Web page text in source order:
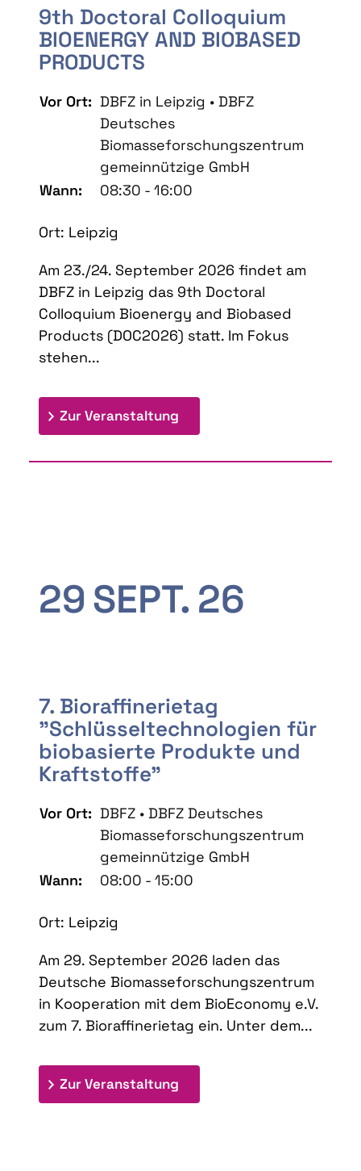
9th Doctoral Colloquium
BIOENERGY AND BIOBASED
PRODUCTS
Vor Ort: DBFZ in Leipzig • DBFZ
Deutsches
Biomasseforschungszentrum
gemeinnützige GmbH
Wann:
08:30 - 16:00
Ort: Leipzig
Am 23./24. September 2026 findet am
DBFZ in Leipzig das 9th Doctoral
Colloquium Bioenergy and Biobased
Products (DOC2026) statt. Im Fokus
stehen...
Zur Veranstaltung
29SEPT. 26
7. Bioraffinerietag
"Schlüsseltechnologien für
biobasierte Produkte und
Kraftstoffe"
Vor Ort: DBFZ • DBFZ Deutsches
Biomasseforschungszentrum
gemeinnützige GmbH
Wann:
08:00 - 15:00
Ort: Leipzig
Am 29. September 2026 laden das
Deutsche Biomasseforschungszentrum
in Kooperation mit dem BioEconomy e.V.
zum 7. Bioraffinerietag ein. Unter dem...
Zur Veranstaltung